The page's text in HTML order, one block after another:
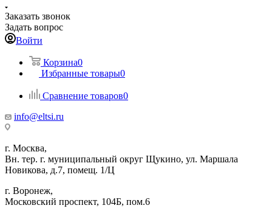
Заказать звонок
Задать вопрос
Войти
Корзина0
Избранные товары0
Сравнение товаров0
info@eltsi.ru
г. Москва,
Вн. тер. г. муниципальный округ Щукино, ул. Маршала
Новикова, д.7, помещ. 1/Ц
г. Воронеж,
​Московский проспект, 104Б, пом.6